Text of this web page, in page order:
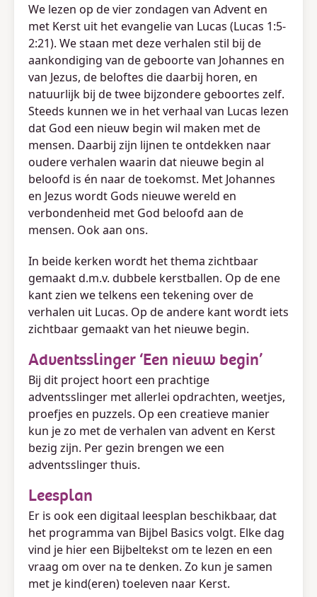
We lezen op de vier zondagen van Advent en
met Kerst uit het evangelie van Lucas (Lucas 1:5-
2:21). We staan met deze verhalen stil bij de
aankondiging van de geboorte van Johannes en
van Jezus, de beloftes die daarbij horen, en
natuurlijk bij de twee bijzondere geboortes zelf.
Steeds kunnen we in het verhaal van Lucas lezen
dat God een nieuw begin wil maken met de
mensen. Daarbij zijn lijnen te ontdekken naar
oudere verhalen waarin dat nieuwe begin al
beloofd is én naar de toekomst. Met Johannes
en Jezus wordt Gods nieuwe wereld en
verbondenheid met God beloofd aan de
mensen. Ook aan ons.
In beide kerken wordt het thema zichtbaar
gemaakt d.m.v. dubbele kerstballen. Op de ene
kant zien we telkens een tekening over de
verhalen uit Lucas. Op de andere kant wordt iets
zichtbaar gemaakt van het nieuwe begin.
Adventsslinger ‘Een nieuw begin’
Bij dit project hoort een prachtige
adventsslinger met allerlei opdrachten, weetjes,
proefjes en puzzels. Op een creatieve manier
kun je zo met de verhalen van advent en Kerst
bezig zijn. Per gezin brengen we een
adventsslinger thuis.
Leesplan
Er is ook een digitaal leesplan beschikbaar, dat
het programma van Bijbel Basics volgt. Elke dag
vind je hier een Bijbeltekst om te lezen en een
vraag om over na te denken. Zo kun je samen
met je kind(eren) toeleven naar Kerst.